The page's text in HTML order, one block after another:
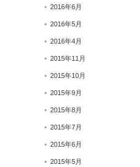
2016年6月
2016年5月
2016年4月
2015年11月
2015年10月
2015年9月
2015年8月
2015年7月
2015年6月
2015年5月